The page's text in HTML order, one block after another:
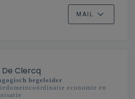
MAIL
De Clercq
begeleider
economie en